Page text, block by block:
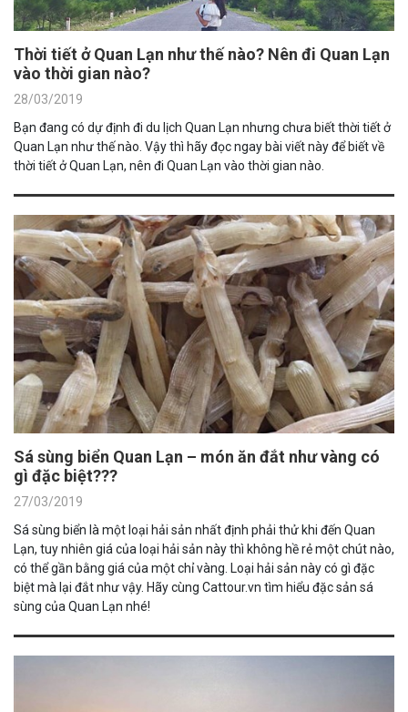
Thời tiết ở Quan Lạn như thế nào? Nên đi Quan Lạn
vào thời gian nào?
28/03/2019
Bạn đang có dự định đi du lịch Quan Lạn nhưng chưa biết thời tiết ở
Quan Lạn như thế nào. Vậy thì hãy đọc ngay bài viết này để biết về
thời tiết ở Quan Lạn, nên đi Quan Lạn vào thời gian nào.
Sá sùng biển Quan Lạn – món ăn đắt như vàng có
gì đặc biệt???
27/03/2019
Sá sùng biển là một loại hải sản nhất định phải thử khi đến Quan
Lạn, tuy nhiên giá của loại hải sản này thì không hề rẻ một chút nào,
có thể gần bằng giá của một chỉ vàng. Loại hải sản này có gì đặc
biệt mà lại đắt như vậy. Hãy cùng Cattour.vn tìm hiểu đặc sản sá
sùng của Quan Lạn nhé!